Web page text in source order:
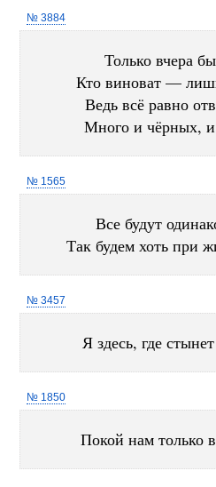
№ 3884
Только вчера
Кто виноват —
Ведь всё равно
Много и чёрных,
№ 1565
Все будут
Так будем хоть при
№ 3457
Я здесь, где
№ 1850
Покой нам только